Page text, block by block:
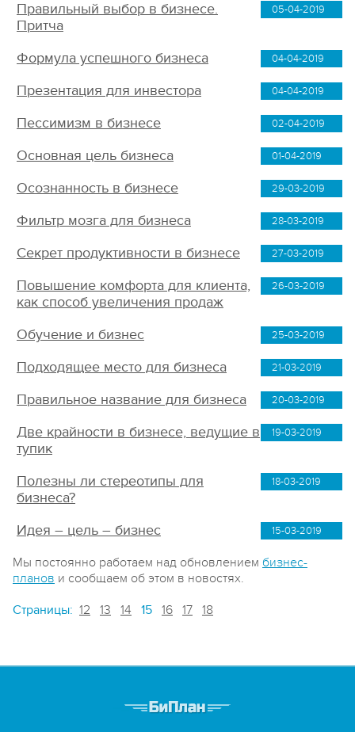
05-04-2019
Правильный выбор в бизнесе.
Притча
04-04-2019
Формула успешного бизнеса
04-04-2019
Презентация для инвестора
02-04-2019
Пессимизм в бизнесе
01-04-2019
Основная цель бизнеса
29-03-2019
Осознанность в бизнесе
28-03-2019
Фильтр мозга для бизнеса
27-03-2019
Секрет продуктивности в бизнесе
26-03-2019
Повышение комфорта для клиента,
как способ увеличения продаж
25-03-2019
Обучение и бизнес
21-03-2019
Подходящее место для бизнеса
20-03-2019
Правильное название для бизнеса
19-03-2019
Две крайности в бизнесе, ведущие в
тупик
18-03-2019
Полезны ли стереотипы для
бизнеса?
15-03-2019
Идея – цель – бизнес
Мы постоянно работаем над обновлением бизнес-
планов и сообщаем об этом в новостях.
Страницы: 12 13 14 15 16 17 18